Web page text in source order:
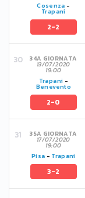
Cosenza -
Trapani
2-2
34A GIORNATA
13/07/2020
19:00
Trapani -
Benevento
2-0
35A GIORNATA
17/07/2020
19:00
Pisa - Trapani
3-2